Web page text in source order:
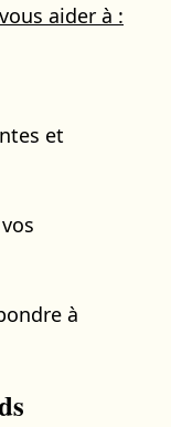
aider à :
et
à